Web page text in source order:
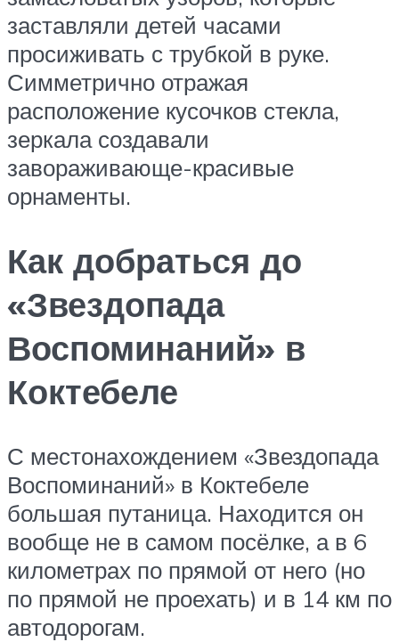
заставляли детей часами
просиживать с трубкой в руке.
Симметрично отражая
расположение кусочков стекла,
зеркала создавали
завораживающе-красивые
орнаменты.
Как добраться до
«Звездопада
Воспоминаний» в
Коктебеле
С местонахождением «Звездопада
Воспоминаний» в Коктебеле
большая путаница. Находится он
вообще не в самом посёлке, а в 6
километрах по прямой от него (но
по прямой не проехать) и в 14 км по
автодорогам.